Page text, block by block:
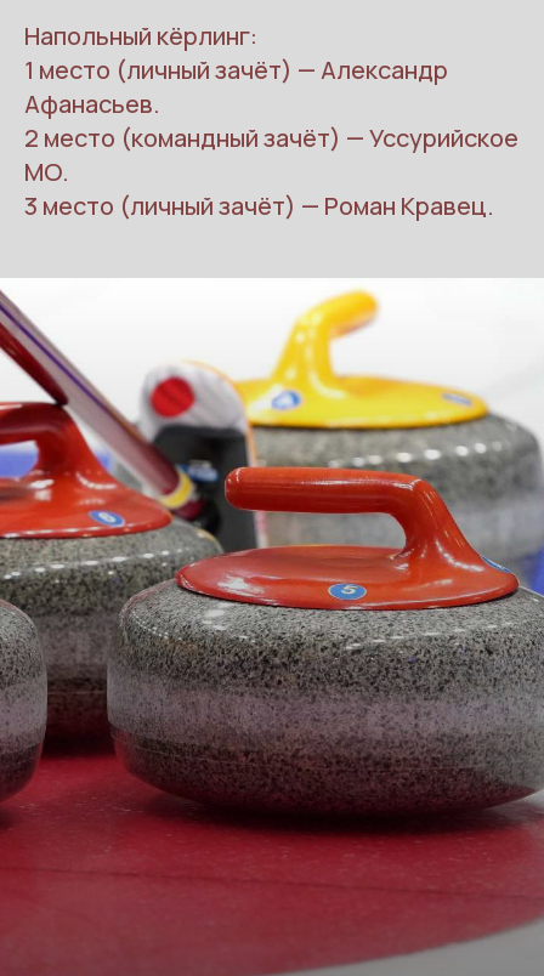
командный дух.
Эти виды спорта отлично
развивают координацию,
тактическое мышление и
разным уровнем
физических возможностей.
Мероприятие стало ярким
событием, подарившим
всем участникам заряд
бодрости и положительных
эмоций.
Напольный кёрлинг:
1 место (личный зачёт) — Александр
Афанасьев.
2 место (командный зачёт) — Уссурийское
МО.
3 место (личный зачёт) — Роман Кравец.